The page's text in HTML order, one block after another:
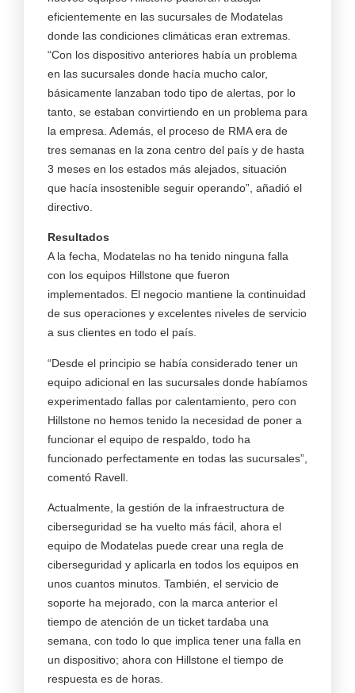
eficientemente en las sucursales de Modatelas
donde las condiciones climáticas eran extremas.
“Con los dispositivo anteriores había un problema
en las sucursales donde hacía mucho calor,
básicamente lanzaban todo tipo de alertas, por lo
tanto, se estaban convirtiendo en un problema para
la empresa. Además, el proceso de RMA era de
tres semanas en la zona centro del país y de hasta
3 meses en los estados más alejados, situación
que hacía insostenible seguir operando”, añadió el
directivo.
Resultados
A la fecha, Modatelas no ha tenido ninguna falla
con los equipos Hillstone que fueron
implementados. El negocio mantiene la continuidad
de sus operaciones y excelentes niveles de servicio
a sus clientes en todo el país.
“Desde el principio se había considerado tener un
equipo adicional en las sucursales donde habíamos
experimentado fallas por calentamiento, pero con
Hillstone no hemos tenido la necesidad de poner a
funcionar el equipo de respaldo, todo ha
funcionado perfectamente en todas las sucursales”,
comentó Ravell.
Actualmente, la gestión de la infraestructura de
ciberseguridad se ha vuelto más fácil, ahora el
equipo de Modatelas puede crear una regla de
ciberseguridad y aplicarla en todos los equipos en
unos cuantos minutos. También, el servicio de
soporte ha mejorado, con la marca anterior el
tiempo de atención de un ticket tardaba una
semana, con todo lo que implica tener una falla en
un dispositivo; ahora con Hillstone el tiempo de
respuesta es de horas.